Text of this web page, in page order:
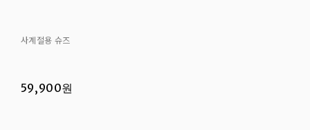
사계절용 슈즈
59,900원